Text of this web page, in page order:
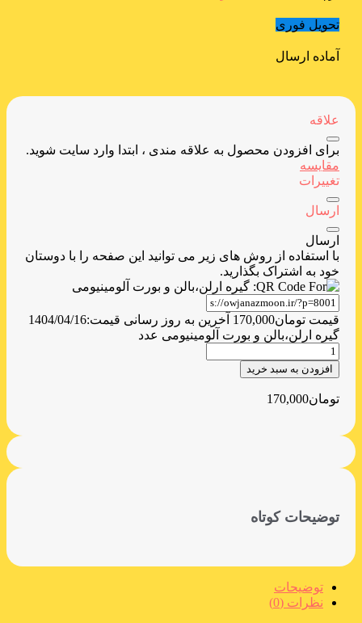
تحویل فوری
آماده ارسال
علاقه
برای افزودن محصول به علاقه مندی ، ابتدا وارد سایت شوید.
مقایسه
تغییرات
ارسال
ارسال
با استفاده از روش های زیر می توانید این صفحه را با دوستان
خود به اشتراک بگذارید.
قیمت تومان170,000 آخرین به روز رسانی قیمت:1404/04/16
گیره ارلن،بالن و بورت آلومینیومی عدد
افزودن به سبد خرید
تومان170,000
توضیحات کوتاه
توضیحات
نظرات (0)